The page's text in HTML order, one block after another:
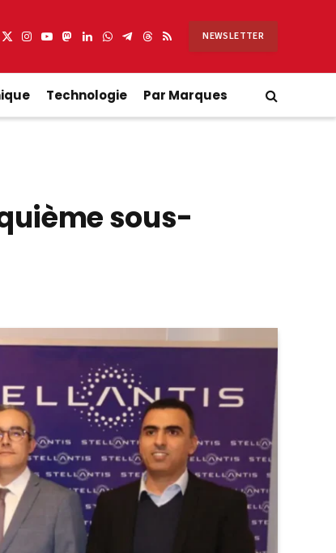
X
Instagram
YouTubeMastodon
LinkedInWhatsApp
Partager
Telegram
Threads
RSS NEWSLETTER
Technologie Par Marques
sous-